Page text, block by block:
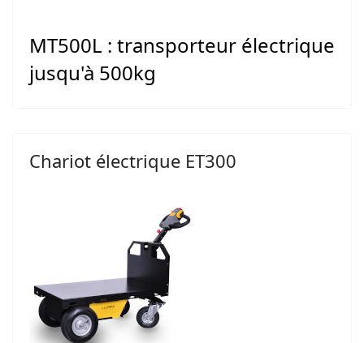
MT500L : transporteur électrique
jusqu'à 500kg
Chariot électrique ET300